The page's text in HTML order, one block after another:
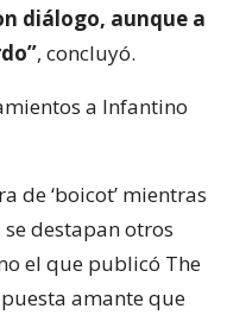
diálogo, aunque a
, concluyó.
a Infantino
de ‘boicot’ mientras
destapan otros
el que publicó The
amante que